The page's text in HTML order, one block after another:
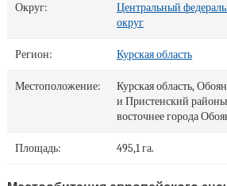
Округ:
Центральный
округ
Регион: Курская область
Местоположение:
Курская область,
и Пристенский
восточнее города
Площадь: 495,1 га.